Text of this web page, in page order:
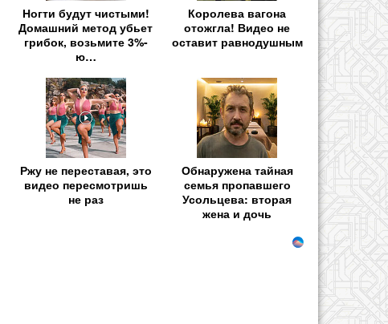
Ногти будут чистыми!
Домашний метод убьет
грибок, возьмите 3%-
ю…
Королева вагона
отожгла! Видео не
оставит равнодушным
Ржу не переставая, это
видео пересмотришь
не раз
Обнаружена тайная
семья пропавшего
Усольцева: вторая
жена и дочь